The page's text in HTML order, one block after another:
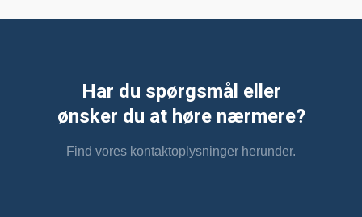
Har du spørgsmål eller
​ønsker du at høre nærmere?
Find vores kontaktoplysninger herunder.